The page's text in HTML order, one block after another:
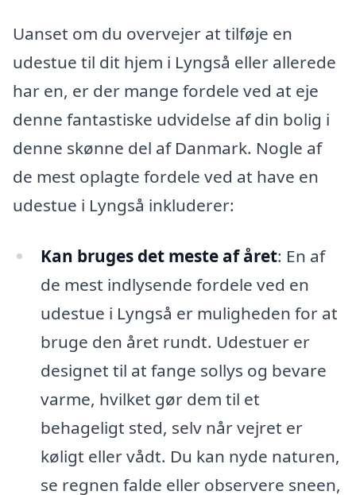
Uanset om du overvejer at tilføje en
udestue til dit hjem i Lyngså eller allerede
har en, er der mange fordele ved at eje
denne fantastiske udvidelse af din bolig i
denne skønne del af Danmark. Nogle af
de mest oplagte fordele ved at have en
udestue i Lyngså inkluderer:
Kan bruges det meste af året: En af
de mest indlysende fordele ved en
udestue i Lyngså er muligheden for at
bruge den året rundt. Udestuer er
designet til at fange sollys og bevare
varme, hvilket gør dem til et
behageligt sted, selv når vejret er
køligt eller vådt. Du kan nyde naturen,
se regnen falde eller observere sneen,